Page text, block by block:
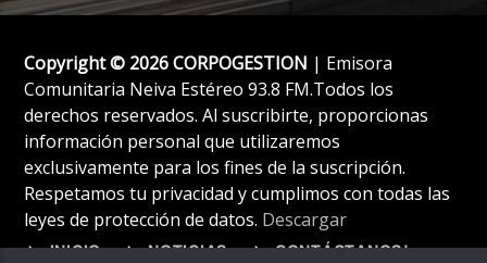
Copyright © 2026 CORPOGESTION | Emisora
Comunitaria Neiva Estéreo 93.8 FM.Todos los
derechos reservados. Al suscribirte, proporcionas
información personal que utilizaremos
exclusivamente para los fines de la suscripción.
Respetamos tu privacidad y cumplimos con todas las
leyes de protección de datos. Descargar
INICIO NOTICIAS CONTÁCTANOS!